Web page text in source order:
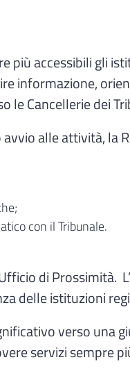
accessibili gli
informazione,
le Cancellerie dei
alle attività,
con il Tribunale.
di Prossimità.
delle istituzioni
verso
servizi sempre